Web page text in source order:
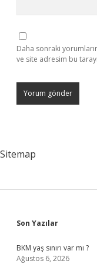
Daha sonraki
ve site adresim bu
Sitemap
Sidebar
Son Yazılar
BKM yaş sınırı var mı ?
Ağustos 6, 2026